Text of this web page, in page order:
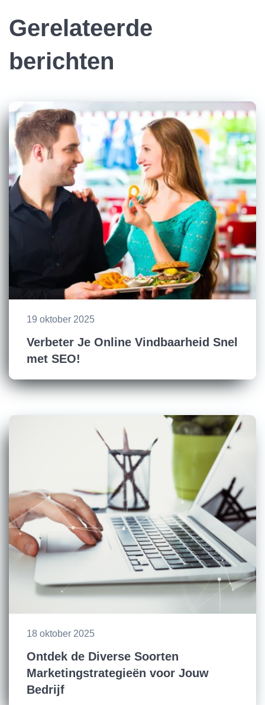
Gerelateerde
berichten
19 oktober 2025
Verbeter Je Online Vindbaarheid Snel
met SEO!
18 oktober 2025
Ontdek de Diverse Soorten
Marketingstrategieën voor Jouw
Bedrijf